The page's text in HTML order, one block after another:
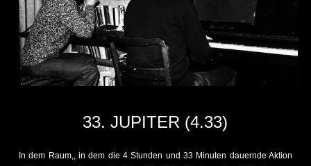
33. JUPITER (4.33)
In dem Raum,, in dem die 4 Stunden und 33 Minuten dauernde Aktion